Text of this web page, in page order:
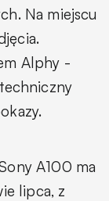
Na miejscu
Alphy -
A100 ma
lipca, z